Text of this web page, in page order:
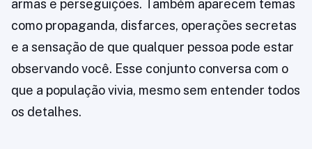
armas e perseguições. Também aparecem temas
como propaganda, disfarces, operações secretas
e a sensação de que qualquer pessoa pode estar
observando você. Esse conjunto conversa com o
que a população vivia, mesmo sem entender todos
os detalhes.